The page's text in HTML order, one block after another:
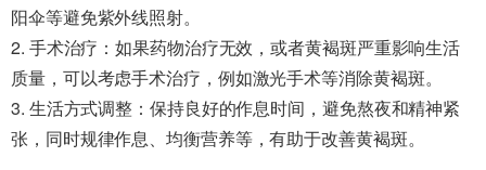
阳伞等避免紫外线照射。
2. 手术治疗：如果药物治疗无效，或者黄褐斑严重影响生活
质量，可以考虑手术治疗，例如激光手术等消除黄褐斑。
3. 生活方式调整：保持良好的作息时间，避免熬夜和精神紧
张，同时规律作息、均衡营养等，有助于改善黄褐斑。